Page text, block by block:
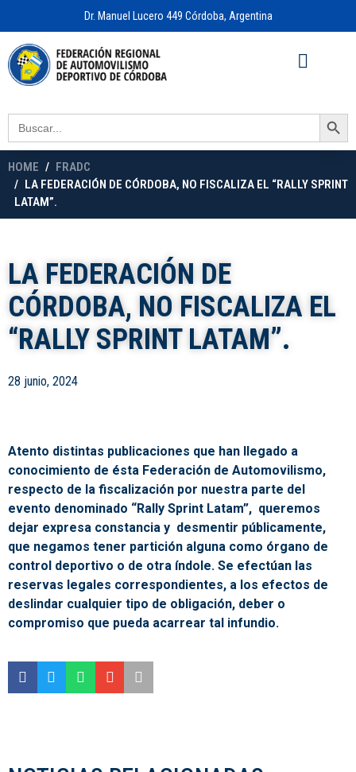
Dr. Manuel Lucero 449 Córdoba, Argentina
Search
for:
Search Button
HOME
FRADC
LA FEDERACIÓN DE CÓRDOBA, NO FISCALIZA EL “RALLY SPRINT
LATAM”.
LA FEDERACIÓN DE
CÓRDOBA, NO FISCALIZA EL
“RALLY SPRINT LATAM”.
28 junio, 2024
Atento distintas publicaciones que han llegado a
conocimiento de ésta Federación de Automovilismo,
respecto de la fiscalización por nuestra parte del
evento denominado “Rally Sprint Latam”, queremos
dejar expresa constancia y desmentir públicamente,
que negamos tener partición alguna como órgano de
control deportivo o de otra índole. Se efectúan las
reservas legales correspondientes, a los efectos de
deslindar cualquier tipo de obligación, deber o
compromiso que pueda acarrear tal infundio.